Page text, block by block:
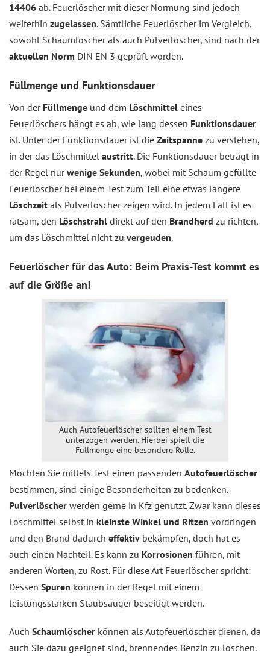
14406 ab. Feuerlöscher mit dieser Normung sind jedoch
weiterhin zugelassen. Sämtliche Feuerlöscher im Vergleich,
sowohl Schaumlöscher als auch Pulverlöscher, sind nach der
aktuellen Norm DIN EN 3 geprüft worden.
Füllmenge und Funktionsdauer
Von der Füllmenge und dem Löschmittel eines
Feuerlöschers hängt es ab, wie lang dessen Funktionsdauer
ist. Unter der Funktionsdauer ist die Zeitspanne zu verstehen,
in der das Löschmittel austritt. Die Funktionsdauer beträgt in
der Regel nurwenige Sekunden, wobei mit Schaum gefüllte
Feuerlöscher bei einem Test zum Teil eine etwas längere
Löschzeit als Pulverlöscher zeigen wird. In jedem Fall ist es
ratsam, den Löschstrahl direkt auf den Brandherd zu richten,
um das Löschmittel nicht zu vergeuden.
Feuerlöscher für das Auto: Beim Praxis-Test kommt es
auf die Größe an!
Auch Autofeuerlöscher sollten einem Test
unterzogen werden. Hierbei spielt die
Füllmenge eine besondere Rolle.
Möchten Sie mittels Test einen passenden Autofeuerlöscher
bestimmen, sind einige Besonderheiten zu bedenken.
Pulverlöscher werden gerne in Kfz genutzt. Zwar kann dieses
Löschmittel selbst in kleinste Winkel und Ritzen vordringen
und den Brand dadurch effektiv bekämpfen, doch hat es
auch einen Nachteil. Es kann zu Korrosionen führen, mit
anderen Worten, zu Rost. Für diese Art Feuerlöscher spricht:
Dessen Spuren können in der Regel mit einem
leistungsstarken Staubsauger beseitigt werden.
Auch Schaumlöscher können als Autofeuerlöscher dienen, da
auch Sie dazu geeignet sind, brennendes Benzin zu löschen.